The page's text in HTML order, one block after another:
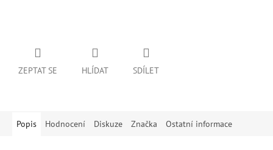
ZEPTAT SE HLÍDAT SDÍLET
Popis Hodnocení Diskuze Značka Ostatní informace